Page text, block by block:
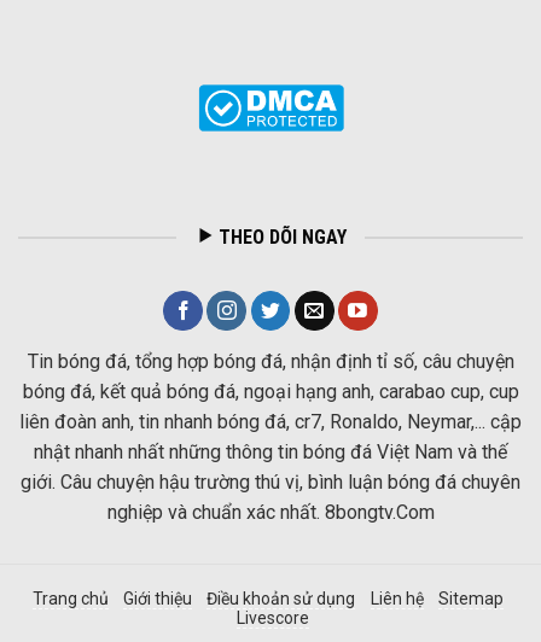
THEO DÕI NGAY
Tin bóng đá, tổng hợp bóng đá, nhận định tỉ số, câu chuyện
bóng đá, kết quả bóng đá, ngoại hạng anh, carabao cup, cup
liên đoàn anh, tin nhanh bóng đá, cr7, Ronaldo, Neymar,... cập
nhật nhanh nhất những thông tin bóng đá Việt Nam và thế
giới. Câu chuyện hậu trường thú vị, bình luận bóng đá chuyên
nghiệp và chuẩn xác nhất. 8bongtv.Com
Trang chủ Giới thiệu Điều khoản sử dụng Liên hệ
Sitemap
Livescore